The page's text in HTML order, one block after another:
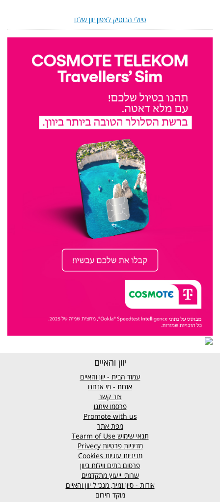
טיולי הבוטיק לצפון יוון שלנו
יוון והאיים
עמוד הבית - יוון והאיים
אודות - מי אנחנו
צור קשר
פרסמו איתנו
Promote with us
מפת אתר
תנאי שימוש
מדיניות פרטיות Privecy
מדיניות עוגיות Cookies
פרסום בתים ווילות ביוון
שרותי ייעוץ מתקדמים
אודות - סיון זמיר, מנכ"ל יוון והאיים
מוקד חירום